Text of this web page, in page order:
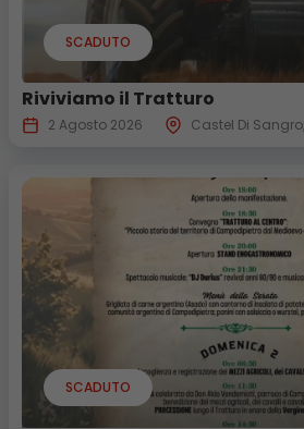
SCADUTO
Riviviamo il Tratturo
2 Agosto 2026 Castel Di Sangro
SCADUTO